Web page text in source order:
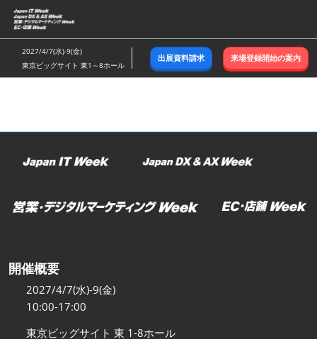
ス
キ
ッ
し
む
2027/4/7(水)-9(金)
東京ビッグサイト 東1～8ホール
出展資料請求 来場登録開始の案内
開催概要
2027/4/7(水)-9(金)
10:00-17:00
東京ビッグサイト 東 1-8ホール